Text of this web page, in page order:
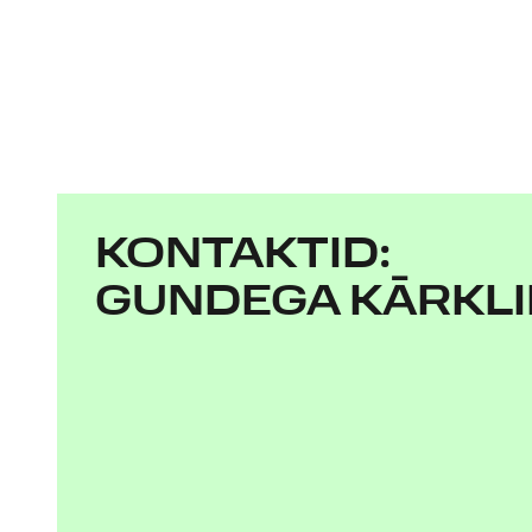
KONTAKTID:
GUNDEGA